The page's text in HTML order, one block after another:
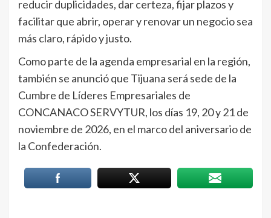
reducir duplicidades, dar certeza, fijar plazos y
facilitar que abrir, operar y renovar un negocio sea
más claro, rápido y justo.
Como parte de la agenda empresarial en la región,
también se anunció que Tijuana será sede de la
Cumbre de Líderes Empresariales de
CONCANACO SERVYTUR, los días 19, 20 y 21 de
noviembre de 2026, en el marco del aniversario de
la Confederación.